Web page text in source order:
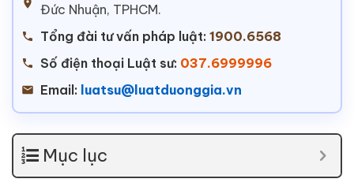
Đức Nhuận, TPHCM.
Tổng đài tư vấn pháp luật: 1900.6568
Số điện thoại Luật sư: 037.6999996
Email: luatsu@luatduonggia.vn
Mục lục